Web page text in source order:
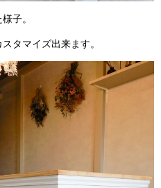
子。
タマイズ出来ます。